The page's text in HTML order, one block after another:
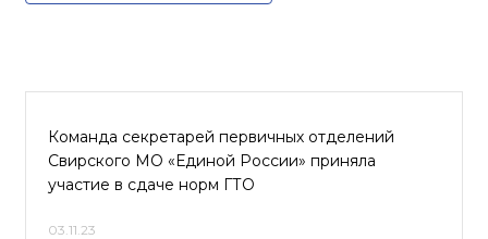
Команда секретарей первичных отделений
Свирского МО «Единой России» приняла
участие в сдаче норм ГТО
03.11.23